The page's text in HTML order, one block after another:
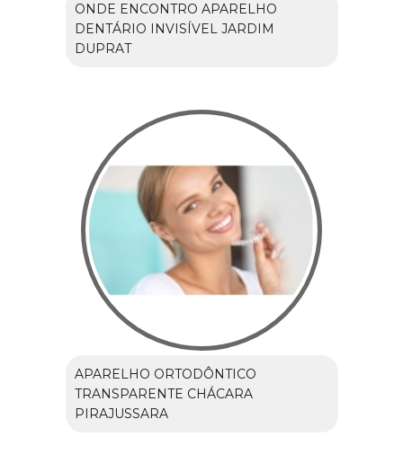
ONDE ENCONTRO APARELHO
DENTÁRIO INVISÍVEL JARDIM
DUPRAT
APARELHO ORTODÔNTICO
TRANSPARENTE CHÁCARA
PIRAJUSSARA